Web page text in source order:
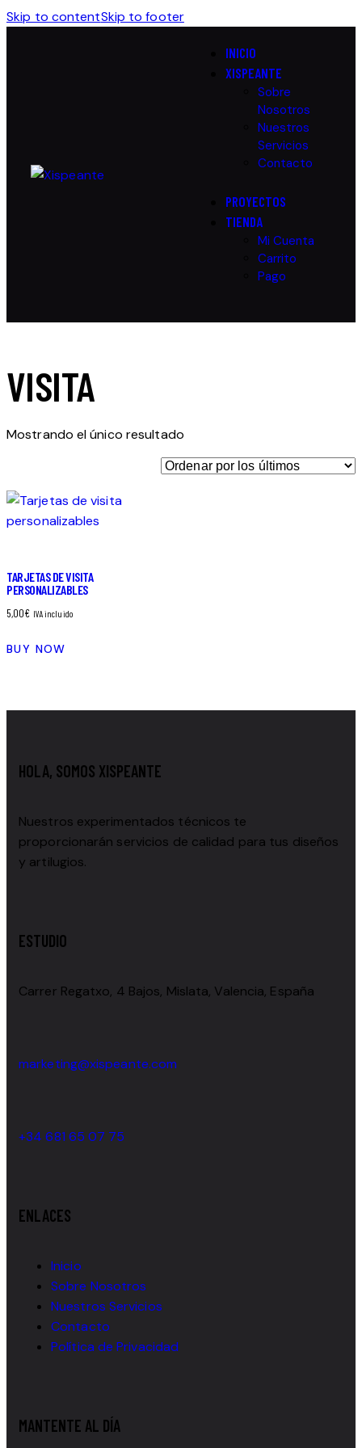
Skip to contentSkip to footer
INICIO
XISPEANTE
Sobre
Nosotros
Nuestros
Servicios
Contacto
PROYECTOS
TIENDA
Mi Cuenta
Carrito
Pago
VISITA
Mostrando el único resultado
TARJETAS DE VISITA
PERSONALIZABLES
5,00€ IVA incluido
BUY NOW
HOLA, SOMOS XISPEANTE
Nuestros experimentados técnicos te
proporcionarán servicios de calidad para tus diseños
y artilugios.
ESTUDIO
Carrer Regatxo, 4 Bajos, Mislata, Valencia, España
marketing@xispeante.com
+34 681 65 07 75
ENLACES
Inicio
Sobre Nosotros
Nuestros Servicios
Contacto
Política de Privacidad
MANTENTE AL DÍA